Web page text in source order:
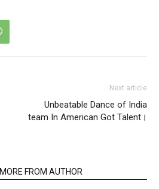
Next article
Unbeatable Dance of India
team In American Got Talent।
MORE FROM AUTHOR